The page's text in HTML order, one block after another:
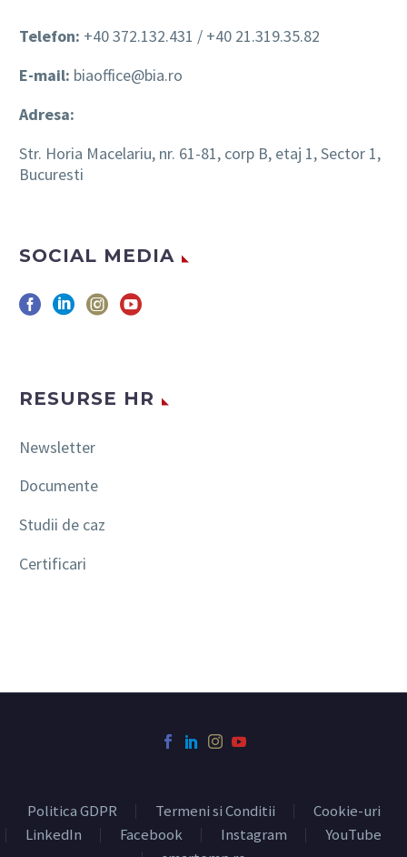
Telefon: +40 372.132.431 / +40 21.319.35.82
E-mail: biaoffice@bia.ro
Adresa:
Str. Horia Macelariu, nr. 61-81, corp B, etaj 1, Sector 1,
Bucuresti
SOCIAL MEDIA
RESURSE HR
Newsletter
Documente
Studii de caz
Certificari
Politica GDPR Termeni si Conditii
Cookie-uri
LinkedIn
Facebook Instagram
YouTube